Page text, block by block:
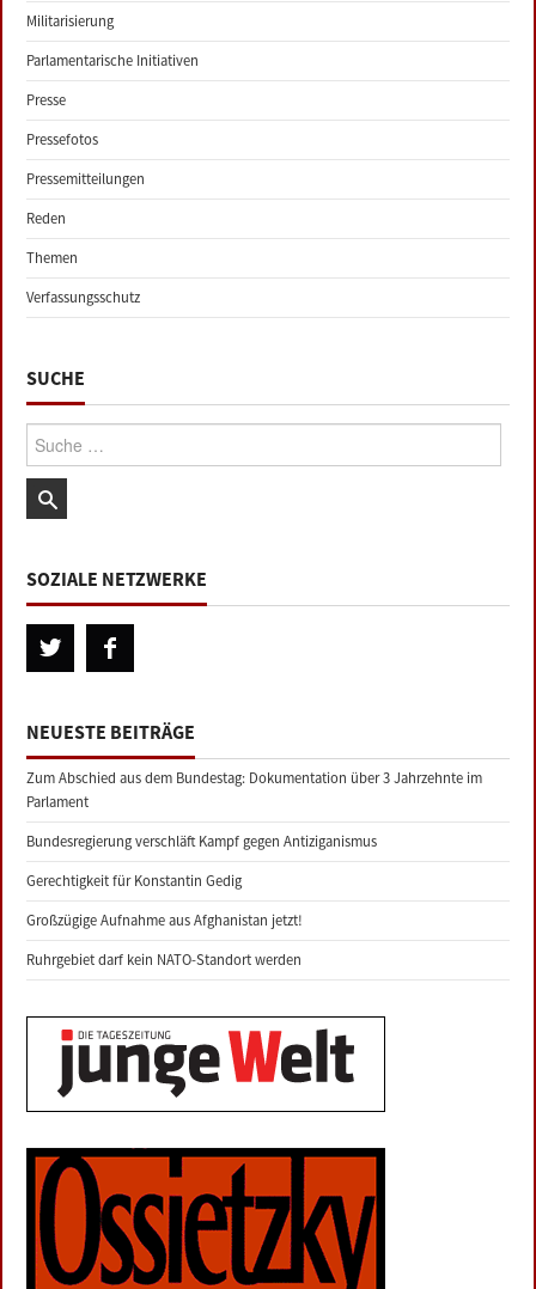
Militarisierung
Parlamentarische Initiativen
Presse
Pressefotos
Pressemitteilungen
Reden
Themen
Verfassungsschutz
SUCHE
Suche:
SOZIALE NETZWERKE
NEUESTE BEITRÄGE
Zum Abschied aus dem Bundestag: Dokumentation über 3 Jahrzehnte im
Parlament
Bundesregierung verschläft Kampf gegen Antiziganismus
Gerechtigkeit für Konstantin Gedig
Großzügige Aufnahme aus Afghanistan jetzt!
Ruhrgebiet darf kein NATO-Standort werden